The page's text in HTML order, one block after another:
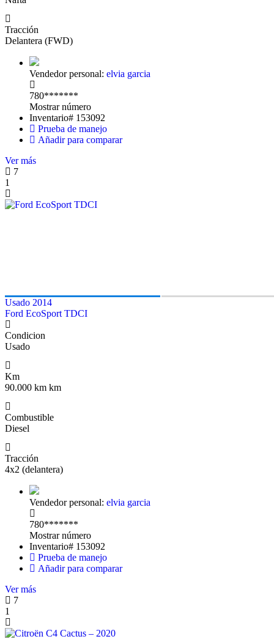
Tracción
Delantera (FWD)
Vendedor personal: elvia garcia
780*******
Mostrar número
Inventario# 153092
Prueba de manejo
Añadir para comparar
Ver más
7
1
Usado 2014
Ford EcoSport TDCI
Condicion
Usado
Km
90.000 km km
Combustible
Diesel
Tracción
4x2 (delantera)
Vendedor personal: elvia garcia
780*******
Mostrar número
Inventario# 153092
Prueba de manejo
Añadir para comparar
Ver más
7
1